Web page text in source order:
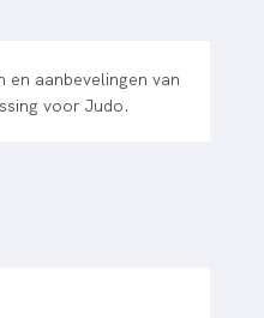
en aanbevelingen van
voor Judo.